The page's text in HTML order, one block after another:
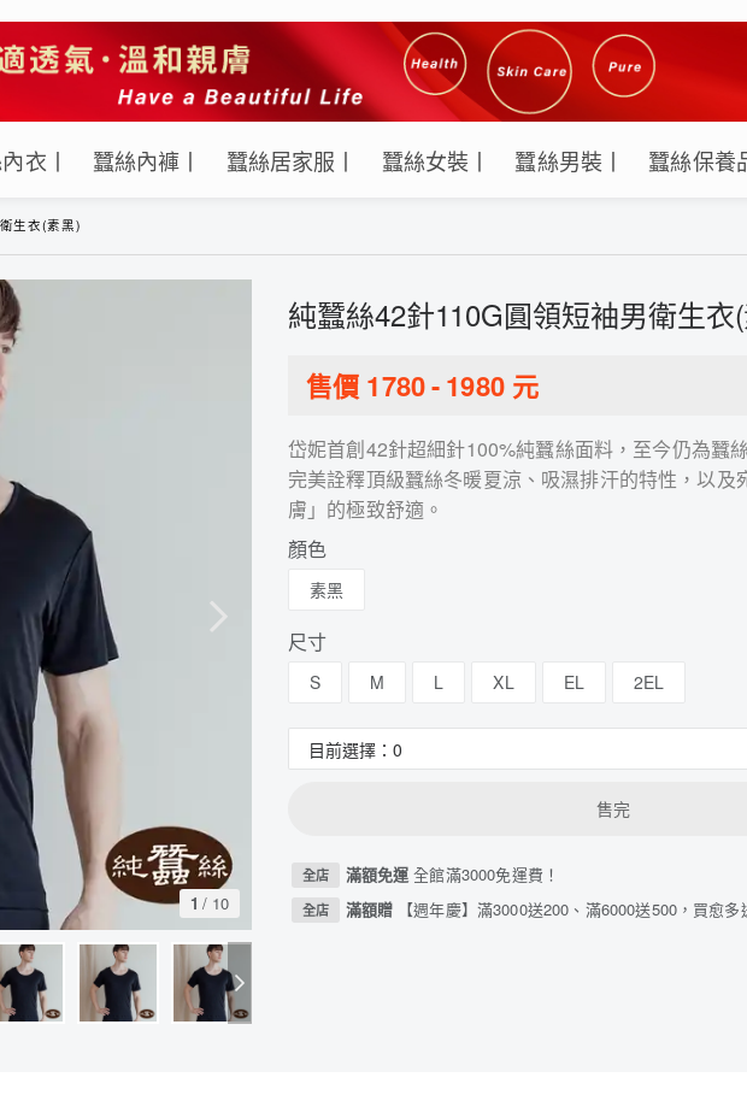
衣丨 蠶絲內褲丨 蠶絲居家服丨 蠶絲女裝丨 蠶絲男裝丨 蠶絲保養
生衣(素黑)
1 / 10
純蠶絲42針110G圓領短袖男衛生衣
售價 1780-1980元
岱妮首創42針超細針100%純蠶絲面料，至今仍為蠶
完美詮釋頂級蠶絲冬暖夏涼、吸濕排汗的特性，以及
膚」的極致舒適。
顏色
素黑
尺寸
S M L XL EL 2EL
售完
全店 滿額免運全館滿3000免運費！
全店 滿額贈 【週年慶】滿3000送200、滿6000送500，買愈多